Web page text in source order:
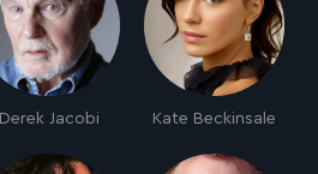
Derek Jacobi Kate Beckinsale